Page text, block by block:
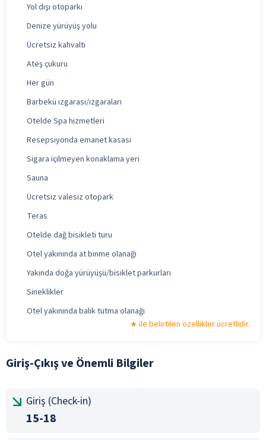
Yol dışı otoparkı
Denize yürüyüş yolu
Ücretsiz kahvaltı
Ateş çukuru
Her gün
Barbekü ızgarası/ızgaraları
Otelde Spa hizmetleri
Resepsiyonda emanet kasası
Sigara içilmeyen konaklama yeri
Sauna
Ücretsiz valesiz otopark
Teras
Otelde dağ bisikleti turu
Otel yakınında at binme olanağı
Yakında doğa yürüyüşü/bisiklet parkurları
Sineklikler
Otel yakınında balık tutma olanağı
ile belirtilen özellikler ücretlidir.
Giriş-Çıkış ve Önemli Bilgiler
Giriş (Check-in)
15-18